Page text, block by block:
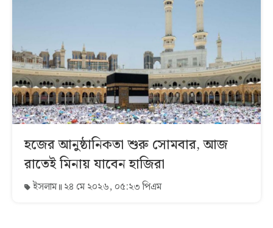
হজের আনুষ্ঠানিকতা শুরু সোমবার, আজ
রাতেই মিনায় যাবেন হাজিরা
ইসলাম ২৪ মে ২০২৬, ০৫:২৩ পিএম